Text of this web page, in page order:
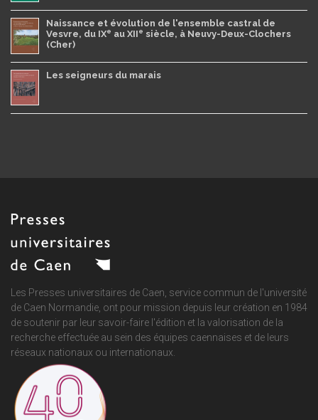
Naissance et évolution de l'ensemble castral de
Vesvre, du IXe au XIIe siècle, à Neuvy-Deux-Clochers
(Cher)
Les seigneurs du marais
Les Presses universitaires de Caen, service commun de l'université
de Caen Normandie , ont pour mission depuis leur création en 1984
de soutenir par leur savoir-faire l'édition et la valorisation de la
recherche effectuée au sein des équipes caennaises et de leurs
réseaux nationaux ou internationaux.